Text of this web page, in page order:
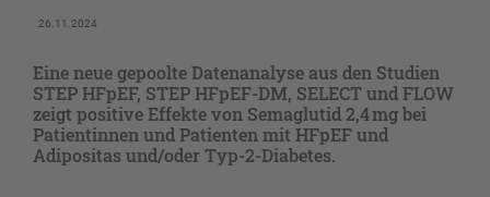
26.11.2024
Eine neue gepoolte Datenanalyse aus den Studien
STEP HFpEF, STEP HFpEF-DM, SELECT und FLOW
zeigt positive Effekte von Semaglutid 2,4 mg bei
Patientinnen und Patienten mit HFpEF und
Adipositas und/oder Typ-2-Diabetes.